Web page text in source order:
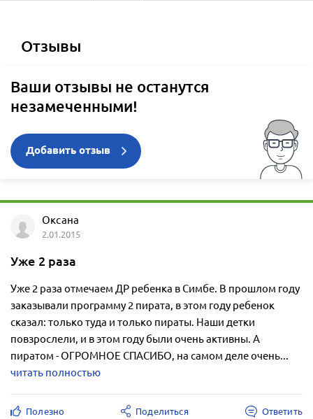
отзывы
Ваши отзывы не останутся
незамеченными!
Добавить отзыв
Оксана
2.01.2015
Уже 2 раза
Уже 2 раза отмечаем ДР ребенка в Симбе. В прошлом году
заказывали программу 2 пирата, в этом году ребенок
сказал: только туда и только пираты. Наши детки
повзрослели, и в этом году были очень активны. А
пиратом - ОГРОМНОЕ СПАСИБО, на самом деле очень...
читать полностью
Полезно Поделиться Ответить